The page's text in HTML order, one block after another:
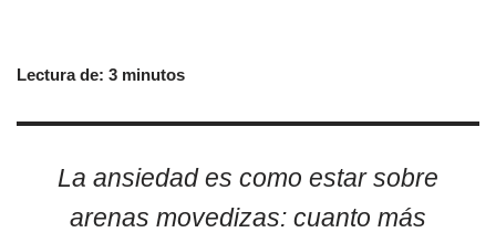
Lectura de: 3 minutos
La ansiedad es como estar sobre
arenas movedizas: cuanto más